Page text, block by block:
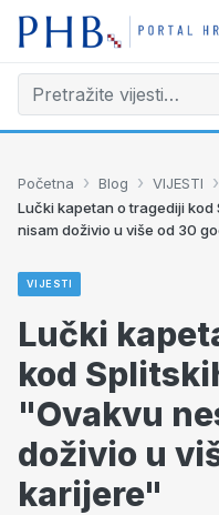
Početna › Blog › VIJESTI ›
Lučki kapetan o tragediji
nisam doživio u više od 30
VIJESTI
Lučki
kod
"Ovakvu
doživio u
karijere"